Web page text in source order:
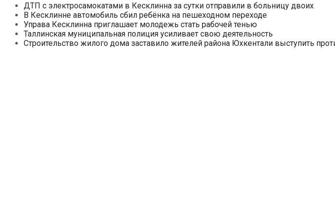
ДТП с электросамокатами в Кесклинна за сутки отправили в больницу двоих
В Кесклинне автомобиль сбил ребёнка на пешеходном переходе
Управа Кесклинна приглашает молодежь стать рабочей тенью
Таллинская муниципальная полиция усиливает свою деятельность
Строительство жилого дома заставило жителей района Юхкентали выступить